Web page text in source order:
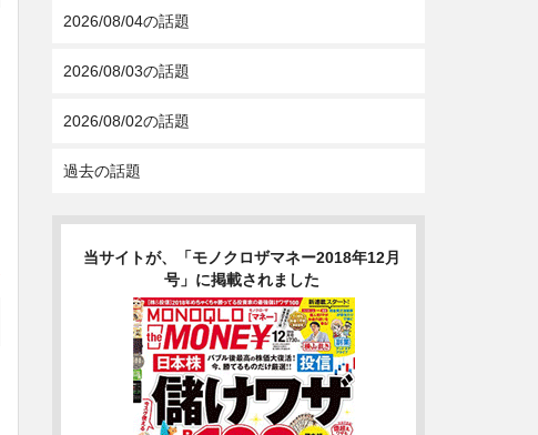
2026/08/04の話題
2026/08/03の話題
2026/08/02の話題
過去の話題
当サイトが、「モノクロザマネー2018年12月
号」に掲載されました